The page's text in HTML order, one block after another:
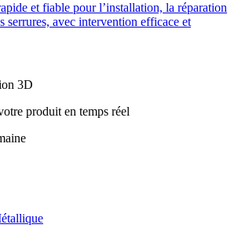
et fiable pour l’installation, la réparation
serrures, avec intervention efficace et
3D
produit en temps réel